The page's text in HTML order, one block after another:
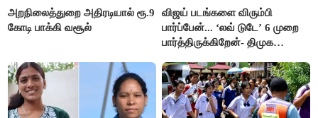
அறநிலைத்துறை அதிரடியால் ரூ.9
கோடி பாக்கி வசூல்
விஜய் படங்களை விரும்பி
பார்ப்பேன்... ‘லவ் டுடே’ 6 முறை
பார்த்திருக்கிறேன்- திமுக